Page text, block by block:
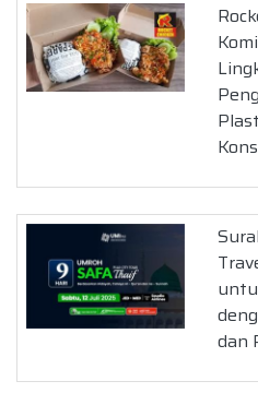
dan